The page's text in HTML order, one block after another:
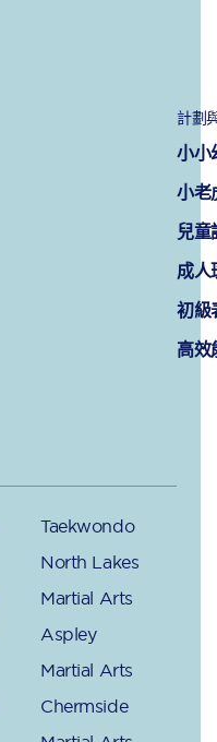
計劃
小小
小老
兒童
成人
初級
高效
Taekwondo
North Lakes
Martial Arts
Aspley
Martial Arts
Chermside